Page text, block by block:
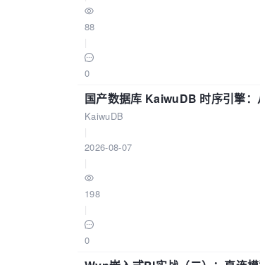
88
0
国产数据库 KaiwuDB 时序引擎
KaiwuDB
2026-08-07
198
0